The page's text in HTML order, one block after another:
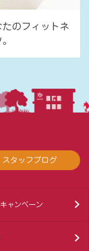
のフィットネ
スタッフブログ
ャンペーン